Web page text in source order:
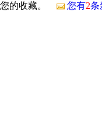
您的收藏。 您有2条